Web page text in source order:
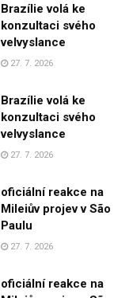
Brazílie volá ke
konzultaci svého
velvyslance
27. 7. 2026
Brazílie volá ke
konzultaci svého
velvyslance
27. 7. 2026
oficiální reakce na
Mileiův projev v São
Paulu
27. 7. 2026
oficiální reakce na